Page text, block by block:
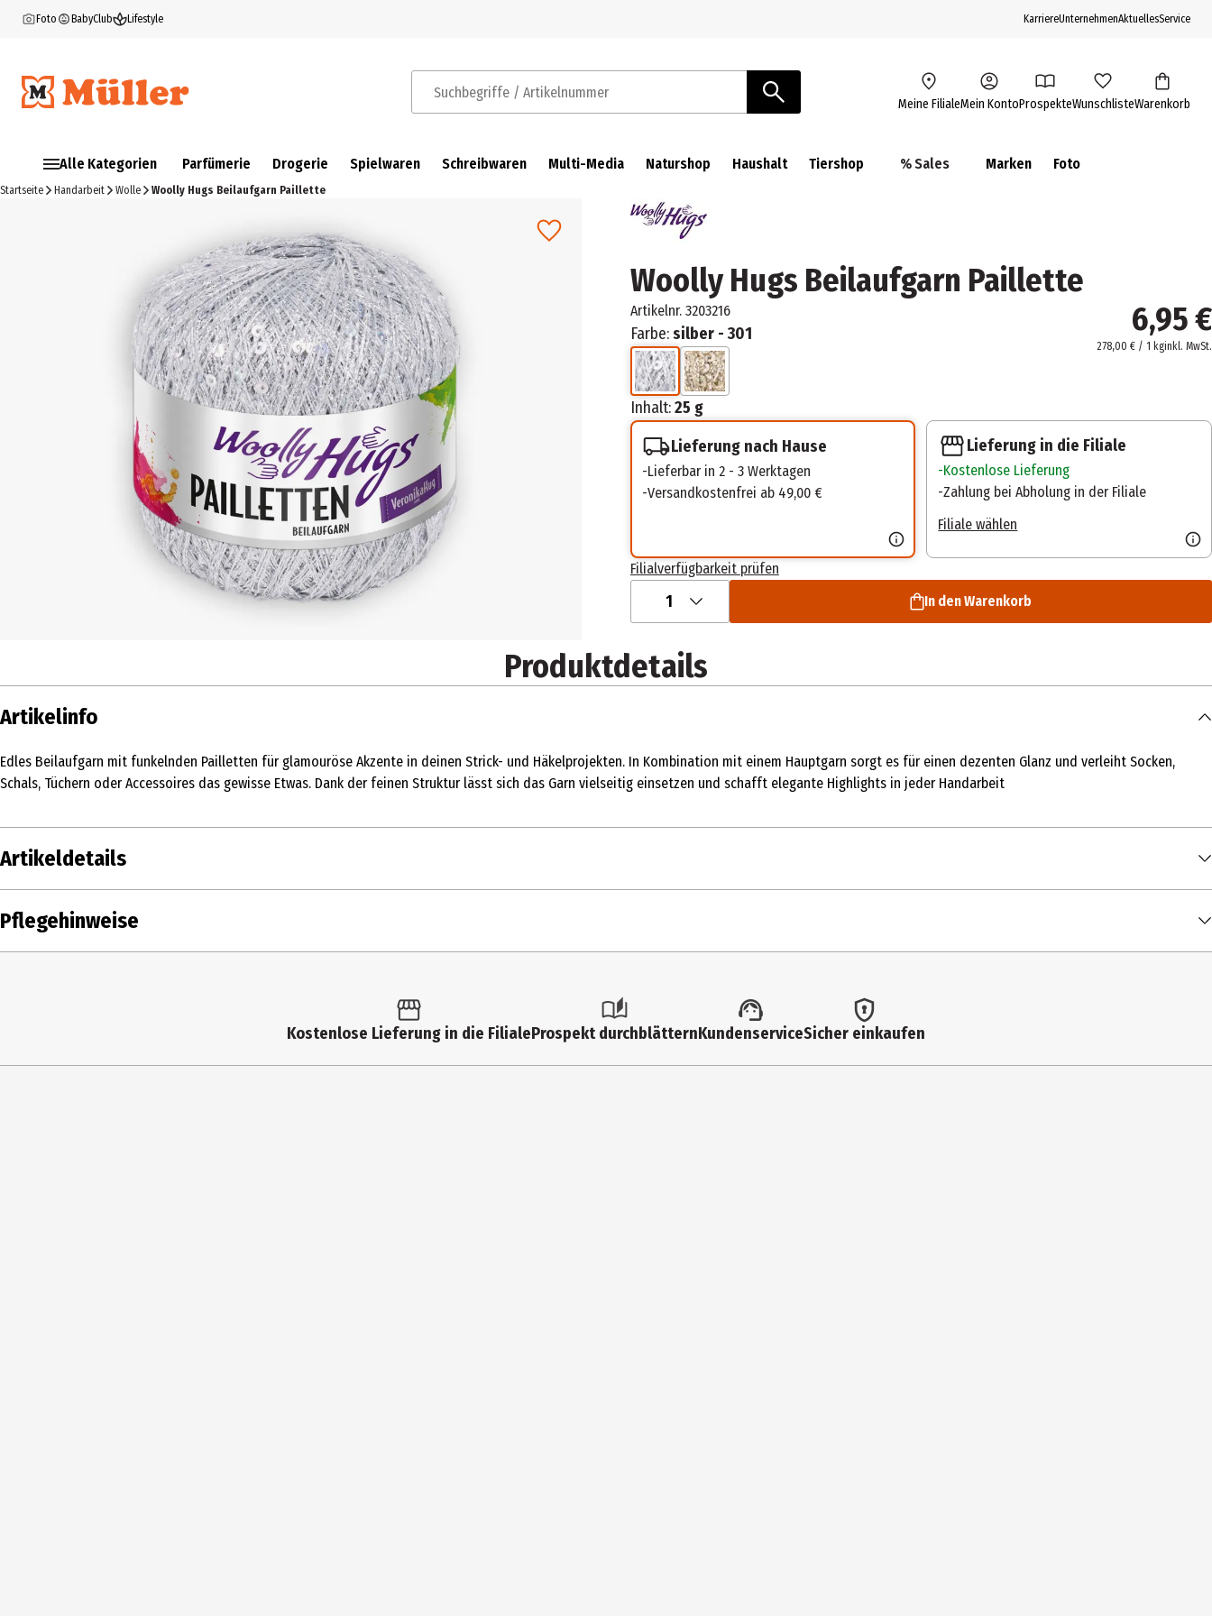
Foto BabyClub Lifestyle KarriereUnternehmenAktuellesService
Suchbegriffe / Artikelnummer Meine FilialeMein KontoProspekteWunschlisteWarenkorb
Alle Kategorien Parfümerie Drogerie Spielwaren Schreibwaren Multi-Media Naturshop Haushalt Tiershop % Sales Marken Foto
Startseite Handarbeit Wolle Woolly Hugs Beilaufgarn Paillette
Woolly Hugs Beilaufgarn Paillette
Artikelnr. 3203216
Farbe:silber - 301
Inhalt:25 g
6,95 €
278,00 € / 1 kginkl. MwSt.
Lieferung nach Hause
Lieferbar in 2 - 3 Werktagen
Versandkostenfrei ab 49,00 €
Lieferung in die Filiale
Kostenlose Lieferung
Zahlung bei Abholung in der Filiale
Filiale wählen
Filialverfügbarkeit prüfen
1 In den Warenkorb
Produktdetails
Artikelinfo
Edles Beilaufgarn mit funkelnden Pailletten für glamouröse Akzente in deinen Strick- und Häkelprojekten. In Kombination mit einem Hauptgarn sorgt es für einen dezenten Glanz und verleiht Socken,
Schals, Tüchern oder Accessoires das gewisse Etwas. Dank der feinen Struktur lässt sich das Garn vielseitig einsetzen und schafft elegante Highlights in jeder Handarbeit
Artikeldetails
Inhalt
Produkttyp Strickgarne
silber
Pflegehinweise
Kostenlose Lieferung in die FilialeProspekt durchblätternKundenserviceSicher einkaufen